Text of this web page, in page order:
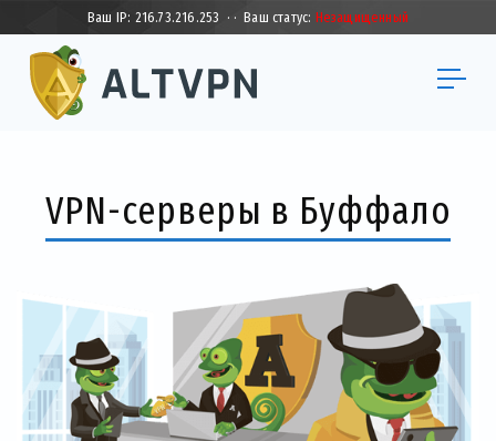
Ваш IP: 216.73.216.253 · · Ваш статус: Незащищенный
VPN-серверы в Буффало